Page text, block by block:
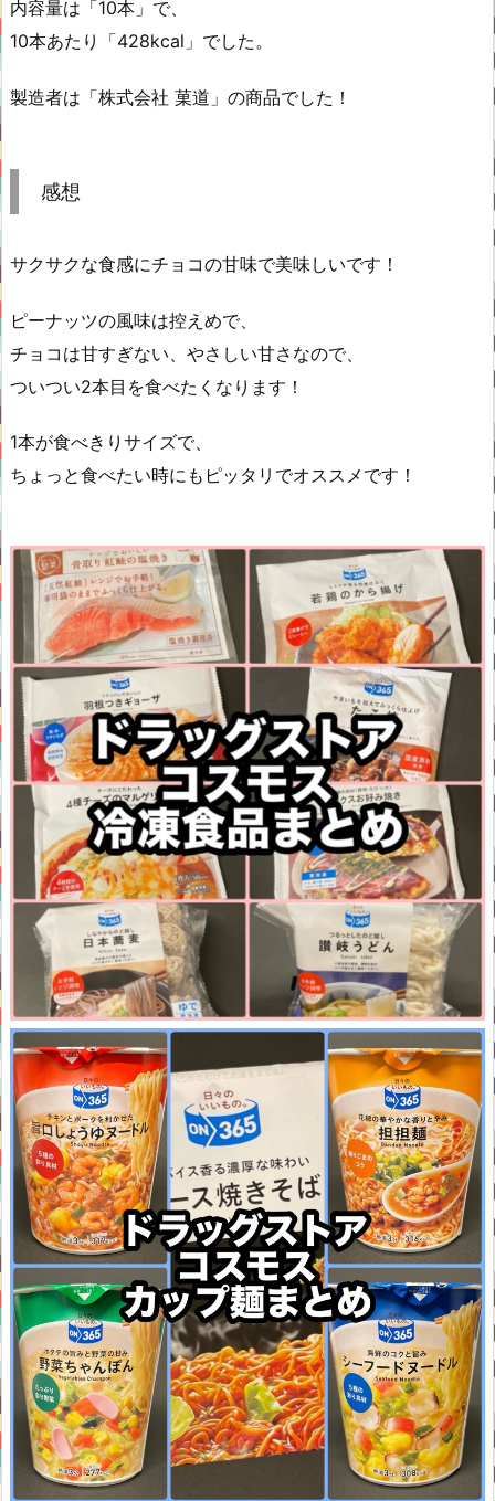
内容量は「10本」で、
10本あたり「428kcal」でした。
製造者は「株式会社 菓道」の商品でした！
感想
サクサクな食感にチョコの甘味で美味しいです！
ピーナッツの風味は控えめで、
チョコは甘すぎない、やさしい甘さなので、
ついつい2本目を食べたくなります！
1本が食べきりサイズで、
ちょっと食べたい時にもピッタリでオススメです！